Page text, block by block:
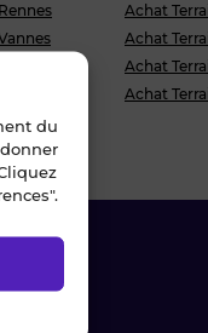
du
Achat
Achat
Achat
Achat